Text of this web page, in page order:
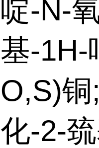
啶-N-
基-1H-
O,S)
化-2-